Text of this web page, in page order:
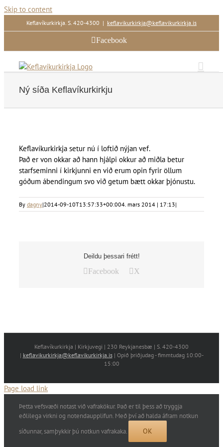
Skip to content
Keflavíkurkirkja. S. 420-4300 | keflavikurkirkja@keflavikurkirkja.is
Facebook
Ný síða Keflavíkurkirkju
Keflavíkurkirkja setur nú í loftið nýjan vef.
Það er von okkar að hann hjálpi okkur að miðla betur
starfseminni í kirkjunni en við erum opin fyrir öllum
góðum ábendingum svo við getum bætt okkar þjónustu.
By dagny|2014-09-10T13:57:33+00:004. mars 2014 | 17:13|
Deildu þessari frétt!
Facebook X
Keflavíkurkirkja | Kirkjuvegi | 230 Reykjanesbæ | S. 420-4300
| keflavikurkirkja@keflavikurkirkja.is| Opið þriðjudag - fimmtudag 10:00-
15:00
Page load link
Þetta vefsvæði notast við vafrakökur. Það er til þess að tryggja
eðlilega virkni og notendaupplifun. Með því að halda áfram notkun
síðunnar, samþykkir þú notkun vafrakaka.
OK